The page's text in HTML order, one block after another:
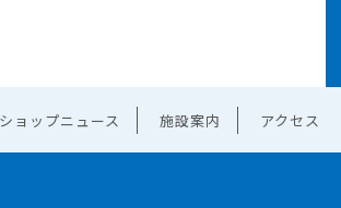
ョップニュース 施設案内 アクセス